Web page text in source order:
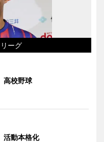
ーグ
校野球
活動本格化